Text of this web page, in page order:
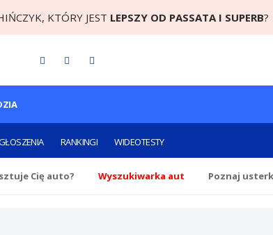
KTÓRY JEST LEPSZY OD PASSATA I SUPERB?
RANKINGI WIDEOTESTY
Cię auto? Wyszukiwarka aut Poznaj